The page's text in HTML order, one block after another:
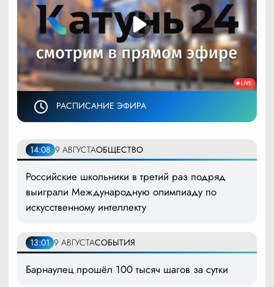
РАСПИСАНИЕ ЭФИРА
14:08 9 АВГУСТАОБЩЕСТВО
Российские школьники в третий раз подряд
выиграли Международную олимпиаду по
искусственному интеллекту
13:01 9 АВГУСТАСОБЫТИЯ
Барнаулец прошёл 100 тысяч шагов за сутки